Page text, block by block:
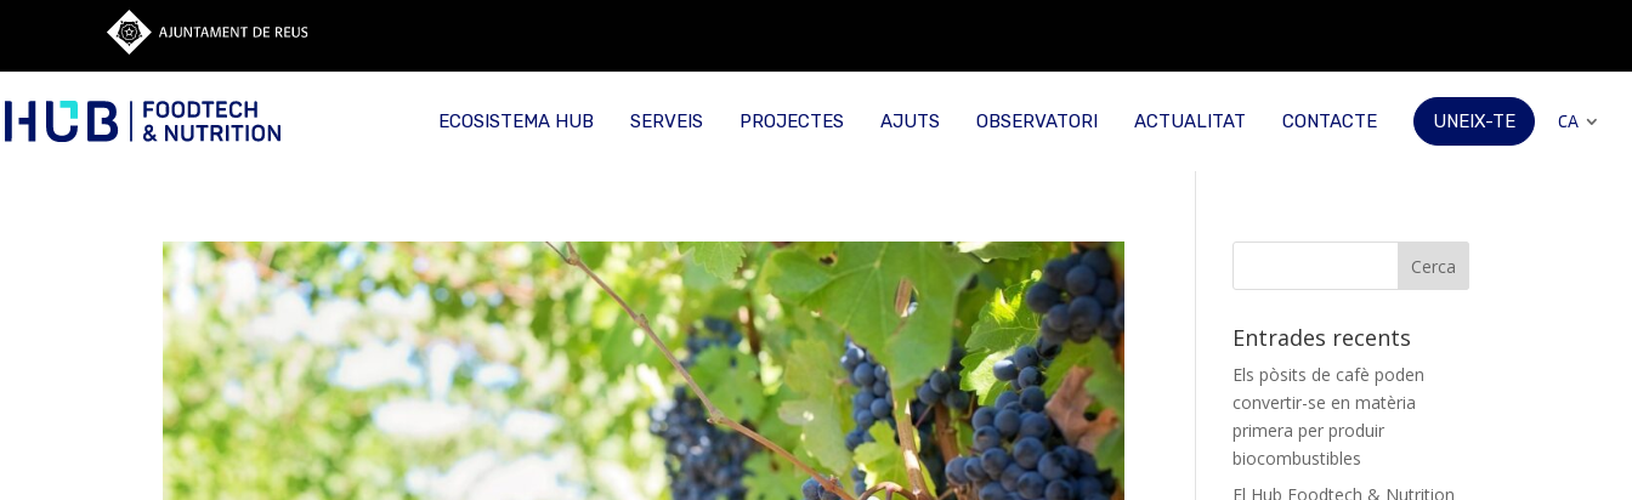
ECOSISTEMA HUB SERVEIS PROJECTES AJUTS OBSERVATORI ACTUALITAT CONTACTE UNEIX-TE CA
Entrades recents
Els pòsits de cafè poden
convertir-se en matèria
primera per produir
biocombustibles
El Hub Foodtech & Nutrition